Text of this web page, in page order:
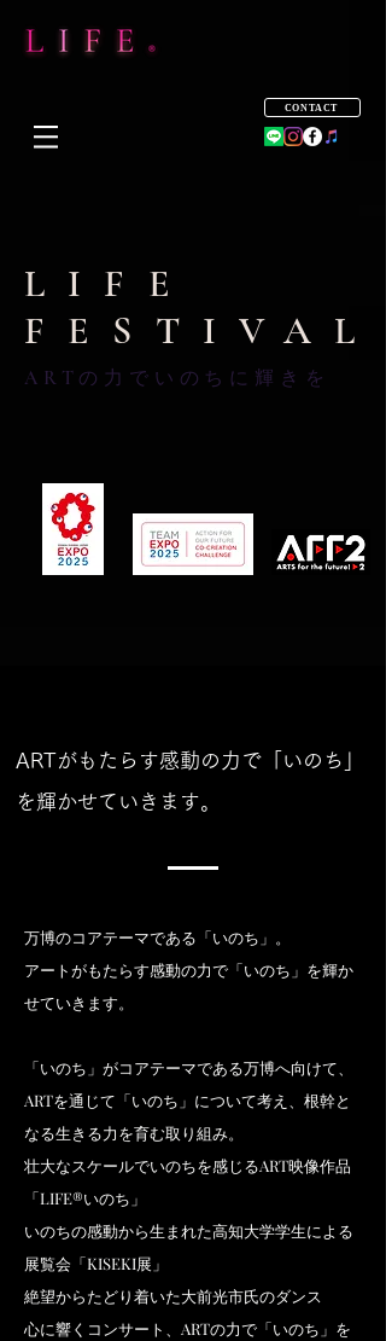
CONTACT
LIFE
FESTIVAL
​ARTの力でいのちに輝きを
ARTがもたらす感動の力で「いのち」
を輝かせていきます。
万博のコアテーマである「いのち」。
アートがもたらす感動の力で「いのち」を輝か
せていきます。
「いのち」がコアテーマである万博へ向けて、
ARTを通じて「いのち」について考え、根幹と
なる生きる力を育む取り組み。
壮大なスケールでいのちを感じるART映像作品
「LIFE®︎いのち」
いのちの感動から生まれた高知大学学生による
展覧会「KISEKI展」
絶望からたどり着いた大前光市氏のダンス
心に響くコンサート、ARTの力で「いのち」を